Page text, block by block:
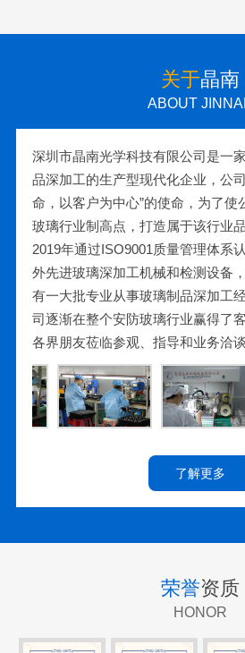
关于晶南
ABOUT
深圳市晶南光学科技有限公司是一
品深加工的生产型现代化企业，公
命，以客户为中心”的使命，为了使
玻璃行业制高点，打造属于该行业
2019年通过ISO9001质量管理体系
外先进玻璃深加工机械和检测设备
有一大批专业从事玻璃制品深加工
司逐渐在整个安防玻璃行业赢得了
各界朋友莅临参观、指导和业务洽谈
了解更多
荣誉资质
HONOR